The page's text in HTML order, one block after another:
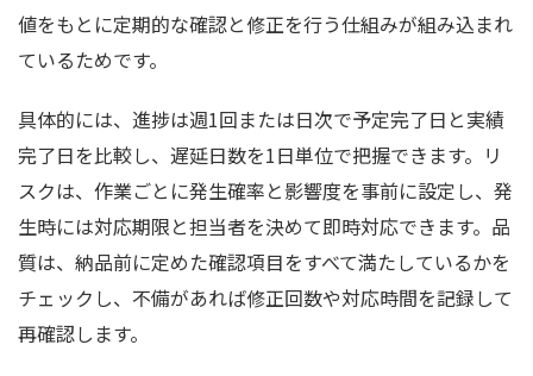
値をもとに定期的な確認と修正を行う仕組みが組み込まれ
ているためです。
具体的には、進捗は週1回または日次で予定完了日と実績
完了日を比較し、遅延日数を1日単位で把握できます。リ
スクは、作業ごとに発生確率と影響度を事前に設定し、発
生時には対応期限と担当者を決めて即時対応できます。品
質は、納品前に定めた確認項目をすべて満たしているかを
チェックし、不備があれば修正回数や対応時間を記録して
再確認します。